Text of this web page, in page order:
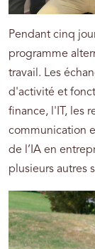
Pendant cinq
programme
travail. Les
d'activité et
finance, l'IT, les
communication
de l’IA en
plusieurs autres